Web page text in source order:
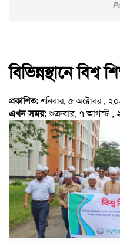
বিভিন্নস্থানে
প্রকাশিত:শনিবার, ৫ অক্টোবর ,
এখন সময়:শুক্রবার, ৭ আগস্ট